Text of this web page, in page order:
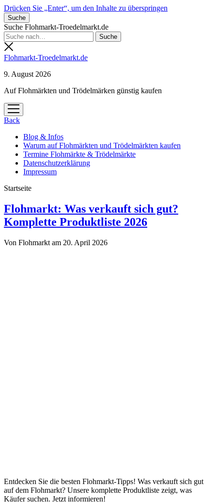
Drücken Sie „Enter“, um den Inhalte zu überspringen
Suche
Suche Flohmarkt-Troedelmarkt.de
Flohmarkt-Troedelmarkt.de
9. August 2026
Auf Flohmärkten und Trödelmärken günstig kaufen
Menü
öffnen
Back
Blog & Infos
Warum auf Flohmärkten und Trödelmärkten kaufen
Termine Flohmärkte & Trödelmärkte
Datenschutzerklärung
Impressum
Startseite
Flohmarkt-
Troedelmarkt.de
Flohmarkt: Was verkauft sich gut?
Komplette Produktliste 2026
Von Flohmarkt am 20. April 2026
Entdecken Sie die besten Flohmarkt-Tipps! Was verkauft sich gut
auf dem Flohmarkt? Unsere komplette Produktliste zeigt, was
Käufer suchen. Jetzt informieren!